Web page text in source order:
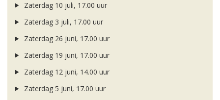
Zaterdag 10 juli, 17.00 uur
Zaterdag 3 juli, 17.00 uur
Zaterdag 26 juni, 17.00 uur
Zaterdag 19 juni, 17.00 uur
Zaterdag 12 juni, 14.00 uur
Zaterdag 5 juni, 17.00 uur